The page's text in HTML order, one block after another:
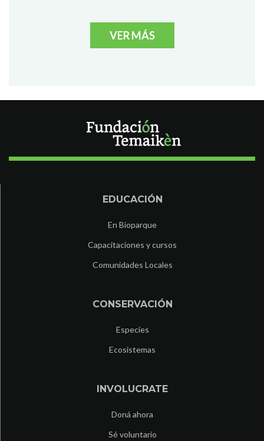
VER MÁS
EDUCACIÓN
En Bioparque
Capacitaciones y cursos
Comunidades Locales
CONSERVACIÓN
Especies
Ecosistemas
INVOLUCRATE
Doná ahora
Sé voluntario